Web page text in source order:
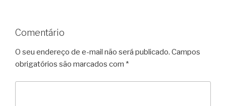
Comentário
O seu endereço de e-mail não será publicado. Campos
obrigatórios são marcados com *